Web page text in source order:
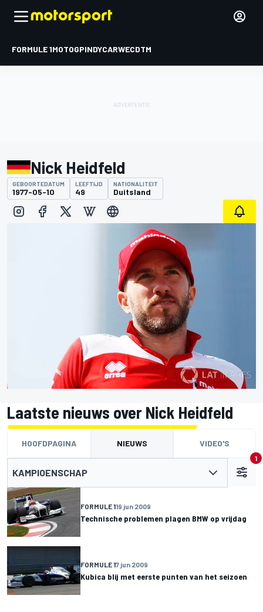
FORMULE 1MOTOGPINDYCARWECDTM
Nick Heidfeld
GEBOORTEDATUM
1977-05-10
LEEFTIJD
49
NATIONALITEIT
Duitsland
Laatste nieuws over Nick Heidfeld
HOOFDPAGINA NIEUWS VIDEO'S
KAMPIOENSCHAP
1
FORMULE 119 jun 2009
Technische problemen plagen BMW op vrijdag
FORMULE 17 jun 2009
Kubica blij met eerste punten van het seizoen